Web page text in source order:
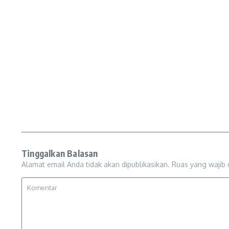
Tinggalkan Balasan
Alamat email Anda tidak akan dipublikasikan. Ruas yang wajib